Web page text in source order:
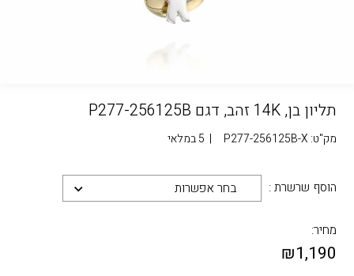
תליון בן, 14K זהב, דגם P277-256125B
מק"ט: P277-256125B-X
| 5 במלאי
הוסף שרשרת : בחר אפשרות
מחיר:
₪1,190